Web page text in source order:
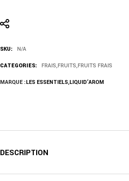
SKU: N/A
CATEGORIES: FRAIS,FRUITS,FRUITS FRAIS
MARQUE :LES ESSENTIELS,LIQUID’AROM
DESCRIPTION